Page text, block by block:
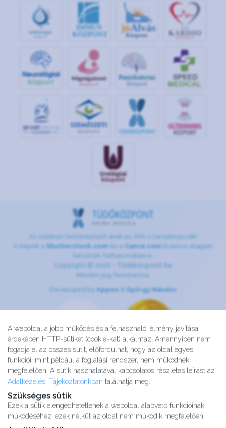
A weboldal a jobb működés és a felhasználói élmény javítása
érdekében HTTP-sütiket (cookie-kat) alkalmaz. Amennyiben nem
fogadja el az összes sütit, előfordulhat, hogy az oldal egyes
funkciói, mint például a foglalási rendszer, nem működnek
megfelelően. A sütik használatával kapcsolatos részletes leírást az
Adatkezelési Tájékoztatónkban találhatja meg.
Szükséges sütik
Ezek a sütik elengedhetetlenek a weboldal alapvető funkcióinak
működéséhez, ezek nélkül az oldal nem működik megfelelően.
IMMUN
KÖZPONT
jóAlvás
Központ
SPORT
Az oldalon feltüntetett árak az ÁFÁ-t tartalmazzák!
A képek a Shutterstock.com és a Canva.com licence alapján
kerültek felhasználásra.
Copyright © 2026 •
Tüdőközpont.hu
Minden jog fenntartva.
Developed by Appon& György Nándor